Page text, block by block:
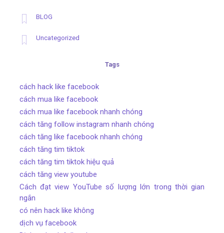
BLOG
Uncategorized
Tags
cách hack like facebook
cách mua like facebook
cách mua like facebook nhanh chóng
cách tăng follow instagram nhanh chóng
cách tăng like facebook nhanh chóng
cách tăng tim tiktok
cách tăng tim tiktok hiệu quả
cách tăng view youtube
Cách đạt view YouTube số lượng lớn trong thời gian
ngắn
có nên hack like không
dịch vụ facebook